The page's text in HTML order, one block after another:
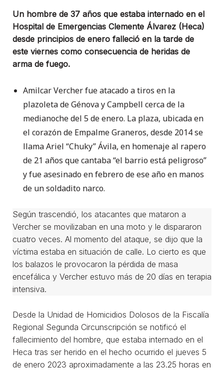
Un hombre de 37 años que estaba internado en el
Hospital de Emergencias Clemente Álvarez (Heca)
desde principios de enero falleció en la tarde de
este viernes como consecuencia de heridas de
arma de fuego.
Amilcar Vercher fue atacado a tiros en la
plazoleta de Génova y Campbell cerca de la
medianoche del 5 de enero. La plaza, ubicada en
el corazón de Empalme Graneros, desde 2014 se
llama Ariel “Chuky” Ávila, en homenaje al rapero
de 21 años que cantaba “el barrio está peligroso”
y fue asesinado en febrero de ese año en manos
de un soldadito narco.
Según trascendió, los atacantes que mataron a
Vercher se movilizaban en una moto y le dispararon
cuatro veces. Al momento del ataque, se dijo que la
víctima estaba en situación de calle. Lo cierto es que
los balazos le provocaron la pérdida de masa
encefálica y Vercher estuvo más de 20 días en terapia
intensiva.
Desde la Unidad de Homicidios Dolosos de la Fiscalía
Regional Segunda Circunscripción se notificó el
fallecimiento del hombre, que estaba internado en el
Heca tras ser herido en el hecho ocurrido el jueves 5
de enero 2023 aproximadamente a las 23.25 horas en